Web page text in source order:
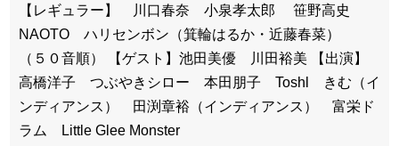
【レギュラー】 川口春奈 小泉孝太郎 笹野高史
NAOTO ハリセンボン（箕輪はるか・近藤春菜）
（５０音順） 【ゲスト】池田美優 川田裕美 【出演】
高橋洋子 つぶやきシロー 本田朋子 Toshl きむ（イ
ンディアンス） 田渕章裕（インディアンス） 富栄ド
ラム Little Glee Monster